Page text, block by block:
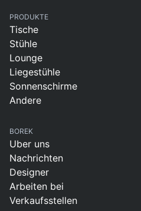
PRODUKTE
Tische
Stühle
Lounge
Liegestühle
Sonnenschirme
Andere
BOREK
Uber uns
Nachrichten
Designer
Arbeiten bei
Verkaufsstellen